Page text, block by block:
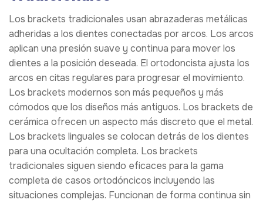
Los brackets tradicionales usan abrazaderas metálicas
adheridas a los dientes conectadas por arcos. Los arcos
aplican una presión suave y continua para mover los
dientes a la posición deseada. El ortodoncista ajusta los
arcos en citas regulares para progresar el movimiento.
Los brackets modernos son más pequeños y más
cómodos que los diseños más antiguos. Los brackets de
cerámica ofrecen un aspecto más discreto que el metal.
Los brackets linguales se colocan detrás de los dientes
para una ocultación completa. Los brackets
tradicionales siguen siendo eficaces para la gama
completa de casos ortodóncicos incluyendo las
situaciones complejas. Funcionan de forma continua sin